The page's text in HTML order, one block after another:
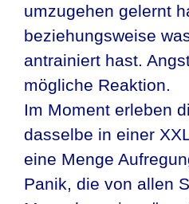
umzugehen gelernt
beziehungsweise
antrainiert hast.
mögliche Reaktion.
Im Moment erleben
dasselbe in einer
eine Menge
Panik, die von allen